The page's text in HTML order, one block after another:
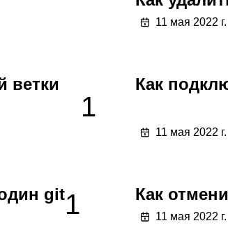
11 мая 2022 г.
ветки
1
Как
11 мая 2022 г.
git1 Как
11 мая 2022 г.